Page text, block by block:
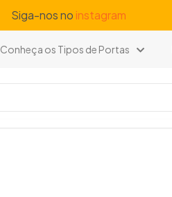
Siga-nos no instagram
Conheça os Tipos de Portas